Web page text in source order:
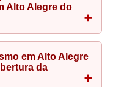
Alto Alegre do
em Alto Alegre
da